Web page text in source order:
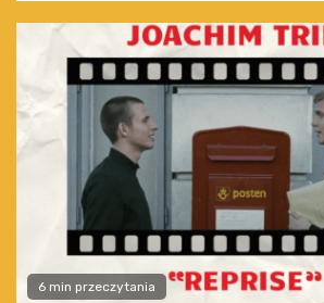
6 min przeczytania